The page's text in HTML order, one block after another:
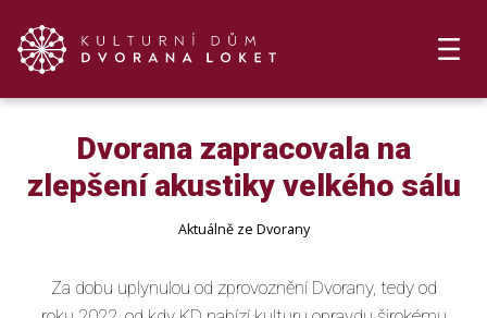
Dvorana zapracovala na
zlepšení akustiky velkého sálu
Aktuálně ze Dvorany
Za dobu uplynulou od zprovoznění Dvorany, tedy od